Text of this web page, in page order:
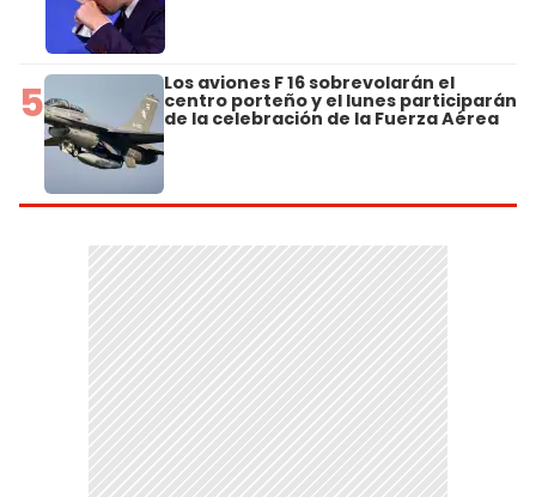
5 Los aviones F 16 sobrevolarán el
centro porteño y el lunes participarán
de la celebración de la Fuerza Aérea